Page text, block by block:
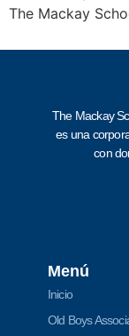
The Mackay
The Mackay
es una
con
Menú
Inicio
Old Boys